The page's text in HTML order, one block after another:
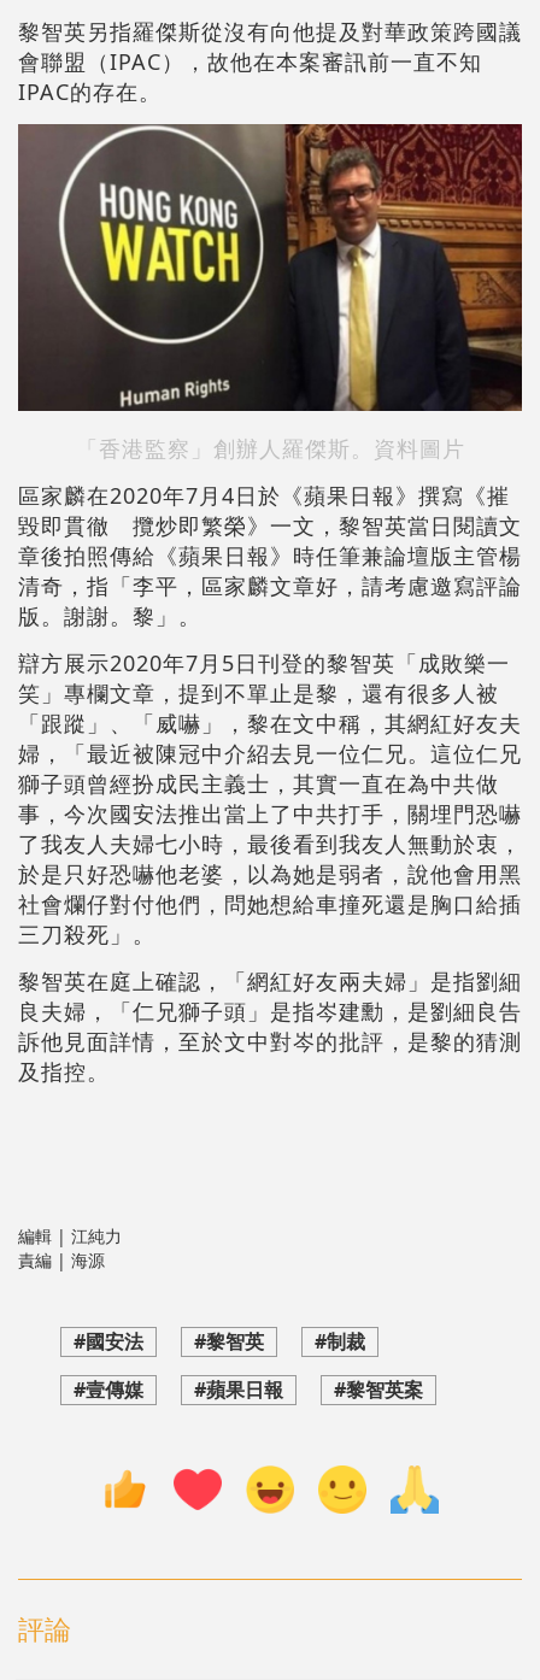
黎智英另指羅傑斯從沒有向他提及對華政策跨國議
會聯盟（IPAC），故他在本案審訊前一直不知
IPAC的存在。
「香港監察」創辦人羅傑斯。資料圖片
區家麟在2020年7月4日於《蘋果日報》撰寫《摧
毀即貫徹 攬炒即繁榮》一文，黎智英當日閱讀文
章後拍照傳給《蘋果日報》時任筆兼論壇版主管楊
清奇，指「李平，區家麟文章好，請考慮邀寫評論
版。謝謝。黎」。
辯方展示2020年7月5日刊登的黎智英「成敗樂一
笑」專欄文章，提到不單止是黎，還有很多人被
「跟蹤」、「威嚇」，黎在文中稱，其網紅好友夫
婦，「最近被陳冠中介紹去見一位仁兄。這位仁兄
獅子頭曾經扮成民主義士，其實一直在為中共做
事，今次國安法推出當上了中共打手，關埋門恐嚇
了我友人夫婦七小時，最後看到我友人無動於衷，
於是只好恐嚇他老婆，以為她是弱者，說他會用黑
社會爛仔對付他們，問她想給車撞死還是胸口給插
三刀殺死」。
黎智英在庭上確認，「網紅好友兩夫婦」是指劉細
良夫婦，「仁兄獅子頭」是指岑建勳，是劉細良告
訴他見面詳情，至於文中對岑的批評，是黎的猜測
及指控。
編輯 | 江純力
責編 | 海源
#國安法 #黎智英
#制裁
#壹傳媒
#蘋果日報 #黎智英案
評論